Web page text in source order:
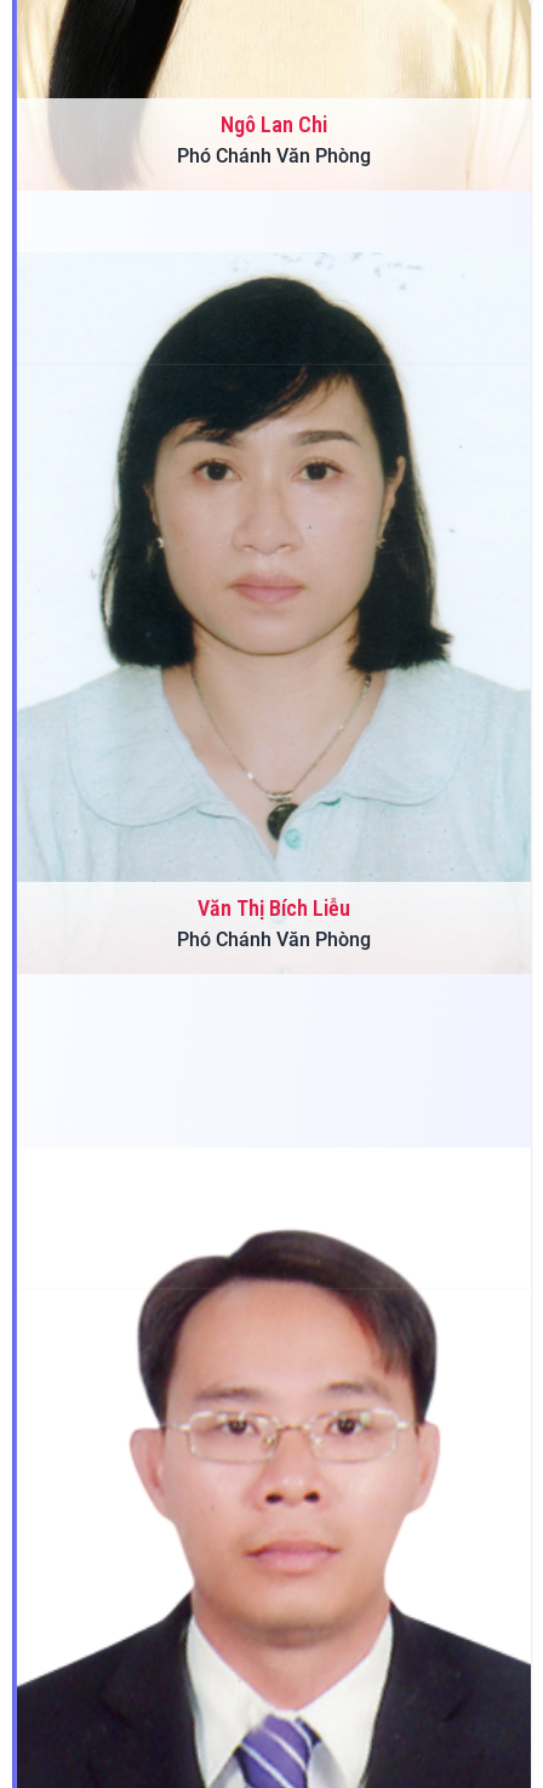
Ngô Lan Chi
Phó Chánh Văn Phòng
Văn Thị Bích Liễu
Phó Chánh Văn Phòng
Ngày sinh: 30/09/1974
Huyện Quỳnh Lưu, Tỉnh Nghệ An
Trình độ học vấn:
Cử nhân Luật
Thạc sĩ Luật; Cử nhân QTKD; Cử nhân
Ngôn ngữ Anh; Cao cấp Lý luận Chính trị